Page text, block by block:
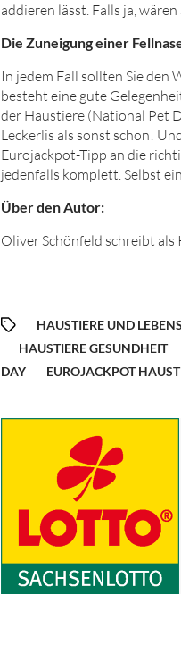
addieren lässt. Falls ja,
Die Zuneigung einer
In jedem Fall sollten Sie den
besteht eine gute
der Haustiere (National Pet
Leckerlis als sonst schon!
Eurojackpot-Tipp an die
jedenfalls komplett. Selbst
Über den Autor:
Oliver Schönfeld schreibt
HAUSTIERE UND
HAUSTIERE GESUNDHEIT
DAY
EUROJACKPOT